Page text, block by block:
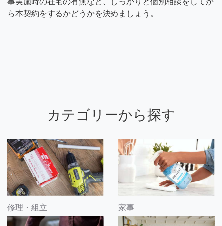
事実施時の在宅の有無など、しっかりと個別相談をしてか
ら本契約をするかどうかを決めましょう。
カテゴリーから探す
修理・組立 家事